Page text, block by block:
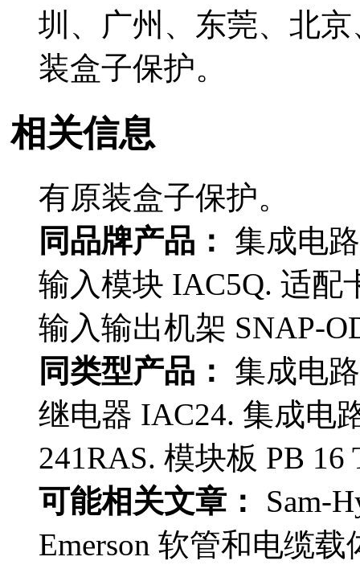
圳、广州、东莞、北
装盒子保护。
相关信息
有原装盒子保护。
同品牌产品：
集成电
输入模块 IAC5Q. 适配
输入输出机架 SNAP-
同类型产品：
集成电
继电器 IAC24. 集成电
241RAS. 模块板 PB 16
可能相关文章：
Sam-
Emerson 软管和电缆